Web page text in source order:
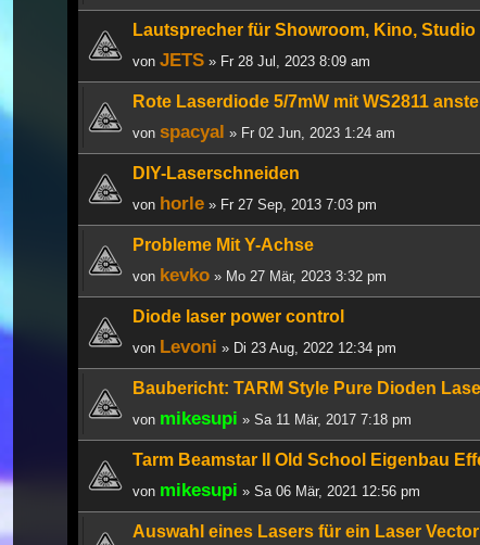
Lautsprecher für Showroom, Kino, Studio
von JETS » Fr 28 Jul, 2023 8:09 am
Rote Laserdiode 5/7mW mit WS2811
von spacyal » Fr 02 Jun, 2023 1:24 am
DIY-Laserschneiden
von horle » Fr 27 Sep, 2013 7:03 pm
Probleme Mit Y-Achse
von kevko » Mo 27 Mär, 2023 3:32 pm
Diode laser power control
von Levoni » Di 23 Aug, 2022 12:34 pm
Baubericht: TARM Style Pure Dioden
von mikesupi » Sa 11 Mär, 2017 7:18 pm
Tarm Beamstar II Old School Eigenbau
von mikesupi » Sa 06 Mär, 2021 12:56 pm
Auswahl eines Lasers für ein Laser